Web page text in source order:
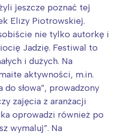
jeszcze poznać tej
Elizy Piotrowskiej.
nie tylko autorkę i
Jadzię. Festiwal to
i dużych. Na
aktywności, m.in.
do słowa”, prowadzony
zajęcia z aranżacji
oprowadzi również po
wymaluj”. Na